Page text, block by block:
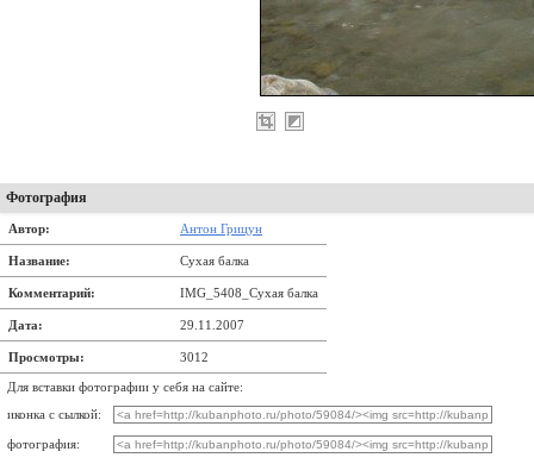
Фотография
Автор: Антон Грицун
Название: Сухая балка
Комментарий: IMG_5408_Сухая балка
Дата: 29.11.2007
Просмотры: 3012
Для вставки фотографии у себя на сайте:
иконка с сылкой:
фотография: